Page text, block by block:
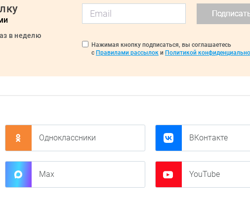
в неделю
Нажимая кнопку подписаться, вы соглашаетесь
с Правилами рассылок и Политикой
Одноклассники ВКонтакте
Max YouTube